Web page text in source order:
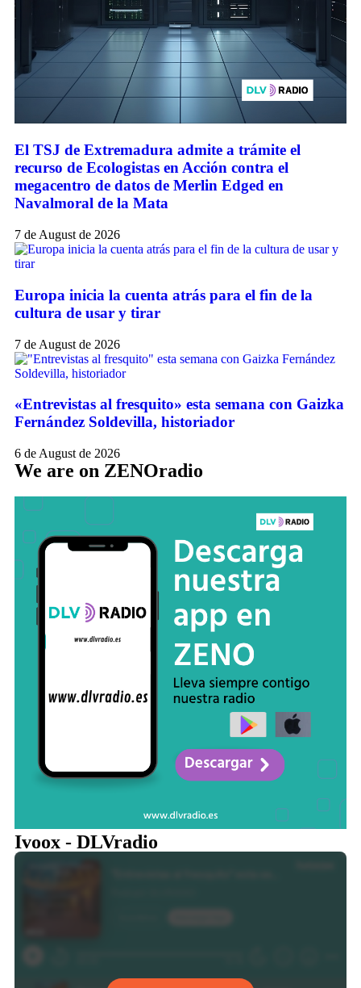
El TSJ de Extremadura admite a trámite el
recurso de Ecologistas en Acción contra el
megacentro de datos de Merlin Edged en
Navalmoral de la Mata
7 de August de 2026
Europa inicia la cuenta atrás para el fin de la
cultura de usar y tirar
7 de August de 2026
«Entrevistas al fresquito» esta semana con Gaizka
Fernández Soldevilla, historiador
6 de August de 2026
We are on ZENOradio
Ivoox - DLVradio